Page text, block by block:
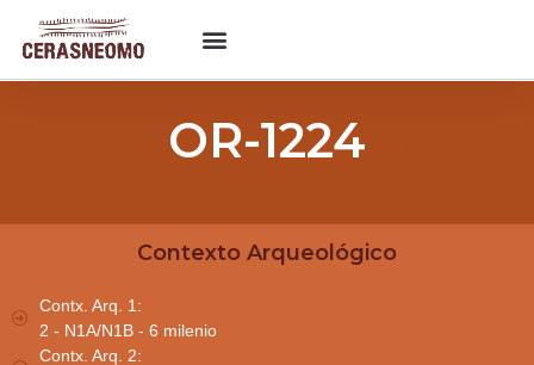
OR-1224
Contexto Arqueológico
Contx. Arq. 1:
2 - N1A/N1B - 6 milenio
Contx. Arq. 2: